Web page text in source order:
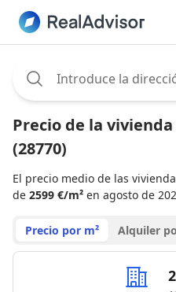
Precio de la
(28770)
El precio medio de las
de 2599 €/m² en agosto de
Precio por m² Alquiler